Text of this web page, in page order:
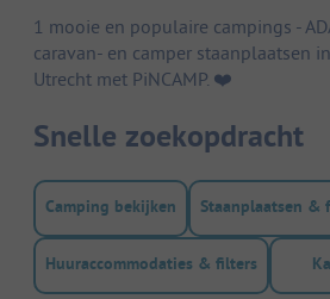
1 mooie en populaire campings -
caravan- en camper staanplaatsen
Utrecht met PiNCAMP. ❤️️
Snelle zoekopdracht
Camping bekijken Staanplaatsen &
Huuraccommodaties & filters